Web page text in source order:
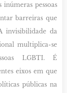
pessoas
barreiras que
invisibilidade da
multiplica-se
LGBTI. É
eixos em que
públicas na